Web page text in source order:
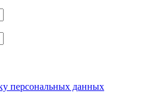
персональных данных